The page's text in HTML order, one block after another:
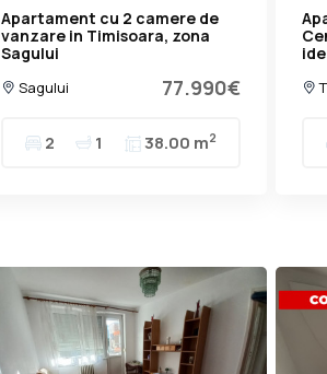
Apartament cu 2 camere de
vanzare in Timisoara, zona
Sagului
Sagului 77.990€
2 1 38.00 m2